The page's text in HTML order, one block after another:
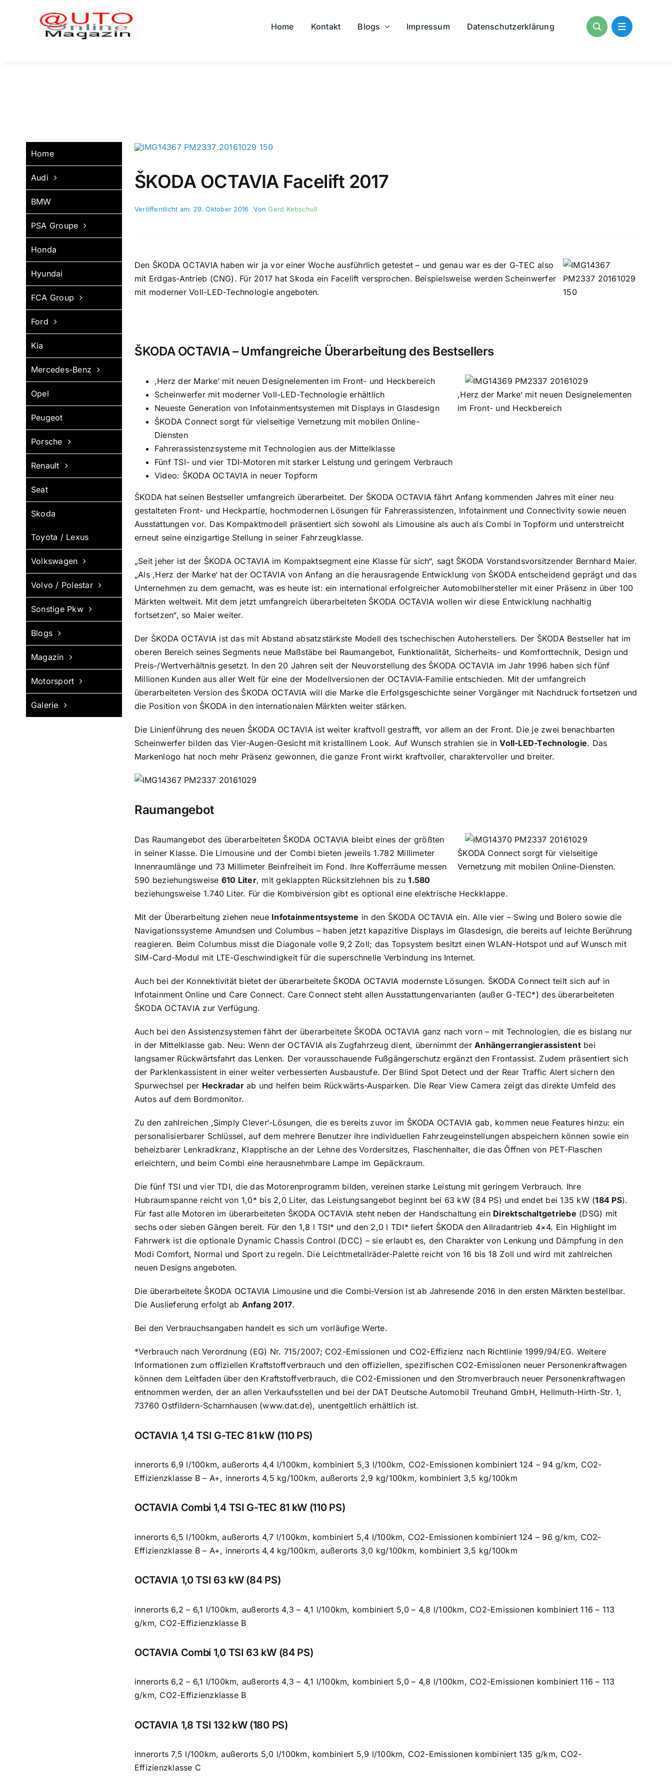
Home Kontakt Blogs Impressum Datenschutzerklärung
Home
Audi
BMW
PSA Groupe
Honda
Hyundai
FCA Group
Ford
Kia
Mercedes-Benz
Opel
Peugeot
Porsche
Renault
Seat
Skoda
Toyota / Lexus
Volkswagen
Volvo / Polestar
Sonstige Pkw
Blogs
Magazin
Motorsport
Galerie
ŠKODA OCTAVIA Facelift 2017
Veröffentlicht am: 29. Oktober 2016 VonGerd Kebschull
Den ŠKODA OCTAVIA haben wir ja vor einer Woche ausführlich getestet – und genau war es der G-TEC also
mit Erdgas-Antrieb (CNG). Für 2017 hat Skoda ein Facelift versprochen. Beispielsweise werden Scheinwerfer
mit moderner Voll-LED-Technologie angeboten.
ŠKODA OCTAVIA – Umfangreiche Überarbeitung des Bestsellers
,Herz der Marke‘ mit neuen Designelementen
im Front- und Heckbereich
,Herz der Marke‘ mit neuen Designelementen im Front- und Heckbereich
Scheinwerfer mit moderner Voll-LED-Technologie erhältlich
Neueste Generation von Infotainmentsystemen mit Displays in Glasdesign
ŠKODA Connect sorgt für vielseitige Vernetzung mit mobilen Online-
Diensten
Fahrerassistenzsysteme mit Technologien aus der Mittelklasse
Fünf TSI- und vier TDI-Motoren mit starker Leistung und geringem Verbrauch
Video: ŠKODA OCTAVIA in neuer Topform
ŠKODA hat seinen Bestseller umfangreich überarbeitet. Der ŠKODA OCTAVIA fährt Anfang kommenden Jahres mit einer neu
gestalteten Front- und Heckpartie, hochmodernen Lösungen für Fahrerassistenzen, Infotainment und Connectivity sowie neuen
Ausstattungen vor. Das Kompaktmodell präsentiert sich sowohl als Limousine als auch als Combi in Topform und unterstreicht
erneut seine einzigartige Stellung in seiner Fahrzeugklasse.
„Seit jeher ist der ŠKODA OCTAVIA im Kompaktsegment eine Klasse für sich“, sagt ŠKODA Vorstandsvorsitzender Bernhard Maier.
„Als ,Herz der Marke‘ hat der OCTAVIA von Anfang an die herausragende Entwicklung von ŠKODA entscheidend geprägt und das
Unternehmen zu dem gemacht, was es heute ist: ein international erfolgreicher Automobilhersteller mit einer Präsenz in über 100
Märkten weltweit. Mit dem jetzt umfangreich überarbeiteten ŠKODA OCTAVIA wollen wir diese Entwicklung nachhaltig
fortsetzen“, so Maier weiter.
Der ŠKODA OCTAVIA ist das mit Abstand absatzstärkste Modell des tschechischen Autoherstellers. Der ŠKODA Bestseller hat im
oberen Bereich seines Segments neue Maßstäbe bei Raumangebot, Funktionalität, Sicherheits- und Komforttechnik, Design und
Preis-/Wertverhältnis gesetzt. In den 20 Jahren seit der Neuvorstellung des ŠKODA OCTAVIA im Jahr 1996 haben sich fünf
Millionen Kunden aus aller Welt für eine der Modellversionen der OCTAVIA-Familie entschieden. Mit der umfangreich
überarbeiteten Version des ŠKODA OCTAVIA will die Marke die Erfolgsgeschichte seiner Vorgänger mit Nachdruck fortsetzen und
die Position von ŠKODA in den internationalen Märkten weiter stärken.
Die Linienführung des neuen ŠKODA OCTAVIA ist weiter kraftvoll gestrafft, vor allem an der Front. Die je zwei benachbarten
Scheinwerfer bilden das Vier-Augen-Gesicht mit kristallinem Look. Auf Wunsch strahlen sie inVoll-LED-Technologie. Das
Markenlogo hat noch mehr Präsenz gewonnen, die ganze Front wirkt kraftvoller, charaktervoller und breiter.
Raumangebot
ŠKODA Connect sorgt für vielseitige
Vernetzung mit mobilen Online-Diensten.
Das Raumangebot des überarbeiteten ŠKODA OCTAVIA bleibt eines der größten
in seiner Klasse. Die Limousine und der Combi bieten jeweils 1.782 Millimeter
Innenraumlänge und 73 Millimeter Beinfreiheit im Fond. Ihre Kofferräume messen
590 beziehungsweise 610 Liter, mit geklappten Rücksitzlehnen bis zu1.580
beziehungsweise 1.740 Liter. Für die Kombiversion gibt es optional eine elektrische Heckklappe.
Mit der Überarbeitung ziehen neue Infotainmentsysteme in den ŠKODA OCTAVIA ein. Alle vier – Swing und Bolero sowie die
Navigationssysteme Amundsen und Columbus – haben jetzt kapazitive Displays im Glasdesign, die bereits auf leichte Berührung
reagieren. Beim Columbus misst die Diagonale volle 9,2 Zoll; das Topsystem besitzt einen WLAN-Hotspot und auf Wunsch mit
SIM-Card-Modul mit LTE-Geschwindigkeit für die superschnelle Verbindung ins Internet.
Auch bei der Konnektivität bietet der überarbeitete ŠKODA OCTAVIA modernste Lösungen. ŠKODA Connect teilt sich auf in
Infotainment Online und Care Connect. Care Connect steht allen Ausstattungenvarianten (außer G-TEC*) des überarbeiteten
ŠKODA OCTAVIA zur Verfügung.
Auch bei den Assistenzsystemen fährt der überarbeitete ŠKODA OCTAVIA ganz nach vorn – mit Technologien, die es bislang nur
in der Mittelklasse gab. Neu: Wenn der OCTAVIA als Zugfahrzeug dient, übernimmt derAnhängerrangierassistentbei
langsamer Rückwärtsfahrt das Lenken. Der vorausschauende Fußgängerschutz ergänzt den Frontassist. Zudem präsentiert sich
der Parklenkassistent in einer weiter verbesserten Ausbaustufe. Der Blind Spot Detect und der Rear Traffic Alert sichern den
Spurwechsel per Heckradarab und helfen beim Rückwärts-Ausparken. Die Rear View Camera zeigt das direkte Umfeld des
Autos auf dem Bordmonitor.
Zu den zahlreichen ,Simply Clever‘-Lösungen, die es bereits zuvor im ŠKODA OCTAVIA gab, kommen neue Features hinzu: ein
personalisierbarer Schlüssel, auf dem mehrere Benutzer ihre individuellen Fahrzeugeinstellungen abspeichern können sowie ein
beheizbarer Lenkradkranz, Klapptische an der Lehne des Vordersitzes, Flaschenhalter, die das Öffnen von PET-Flaschen
erleichtern, und beim Combi eine herausnehmbare Lampe im Gepäckraum.
Die fünf TSI und vier TDI, die das Motorenprogramm bilden, vereinen starke Leistung mit geringem Verbrauch. Ihre
Hubraumspanne reicht von 1,0* bis 2,0 Liter, das Leistungsangebot beginnt bei 63 kW (84 PS) und endet bei 135 kW (184 PS).
Für fast alle Motoren im überarbeiteten ŠKODA OCTAVIA steht neben der Handschaltung ein Direktschaltgetriebe (DSG) mit
sechs oder sieben Gängen bereit. Für den 1,8 l TSI* und den 2,0 l TDI* liefert ŠKODA den Allradantrieb 4×4. Ein Highlight im
Fahrwerk ist die optionale Dynamic Chassis Control (DCC) – sie erlaubt es, den Charakter von Lenkung und Dämpfung in den
Modi Comfort, Normal und Sport zu regeln. Die Leichtmetallräder-Palette reicht von 16 bis 18 Zoll und wird mit zahlreichen
neuen Designs angeboten.
Die überarbeitete ŠKODA OCTAVIA Limousine und die Combi-Version ist ab Jahresende 2016 in den ersten Märkten bestellbar.
Die Auslieferung erfolgt ab Anfang 2017.
Bei den Verbrauchsangaben handelt es sich um vorläufige Werte.
*Verbrauch nach Verordnung (EG) Nr. 715/2007; CO2-Emissionen und CO2-Effizienz nach Richtlinie 1999/94/EG. Weitere
Informationen zum offiziellen Kraftstoffverbrauch und den offiziellen, spezifischen CO2-Emissionen neuer Personenkraftwagen
können dem Leitfaden über den Kraftstoffverbrauch, die CO2-Emissionen und den Stromverbrauch neuer Personenkraftwagen
entnommen werden, der an allen Verkaufsstellen und bei der DAT Deutsche Automobil Treuhand GmbH, Hellmuth-Hirth-Str. 1,
73760 Ostfildern-Scharnhausen (www.dat.de), unentgeltlich erhältlich ist.
OCTAVIA 1,4 TSI G-TEC 81 kW (110 PS)
innerorts 6,9 l/100km, außerorts 4,4 l/100km, kombiniert 5,3 l/100km, CO2-Emissionen kombiniert 124 – 94 g/km, CO2-
Effizienzklasse B – A+, innerorts 4,5 kg/100km, außerorts 2,9 kg/100km, kombiniert 3,5 kg/100km
OCTAVIA Combi 1,4 TSI G-TEC 81 kW (110 PS)
innerorts 6,5 l/100km, außerorts 4,7 l/100km, kombiniert 5,4 l/100km, CO2-Emissionen kombiniert 124 – 96 g/km, CO2-
Effizienzklasse B – A+, innerorts 4,4 kg/100km, außerorts 3,0 kg/100km, kombiniert 3,5 kg/100km
OCTAVIA 1,0 TSI 63 kW (84 PS)
innerorts 6,2 – 6,1 l/100km, außerorts 4,3 – 4,1 l/100km, kombiniert 5,0 – 4,8 l/100km, CO2-Emissionen kombiniert 116 – 113
g/km, CO2-Effizienzklasse B
OCTAVIA Combi 1,0 TSI 63 kW (84 PS)
innerorts 6,2 – 6,1 l/100km, außerorts 4,3 – 4,1 l/100km, kombiniert 5,0 – 4,8 l/100km, CO2-Emissionen kombiniert 116 – 113
g/km, CO2-Effizienzklasse B
OCTAVIA 1,8 TSI 132 kW (180 PS)
innerorts 7,5 l/100km, außerorts 5,0 l/100km, kombiniert 5,9 l/100km, CO2-Emissionen kombiniert 135 g/km, CO2-
Effizienzklasse C